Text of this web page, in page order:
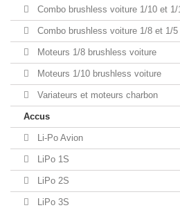
Combo brushless voiture 1/10 et 1/
Combo brushless voiture 1/8 et 1/5
Moteurs 1/8 brushless voiture
Moteurs 1/10 brushless voiture
Variateurs et moteurs charbon
Accus
Li-Po Avion
LiPo 1S
LiPo 2S
LiPo 3S